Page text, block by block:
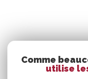
Comme
utilise